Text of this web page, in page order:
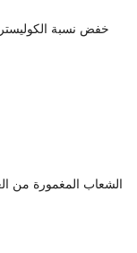
خفض نسبة
الشعاب المغمورة من